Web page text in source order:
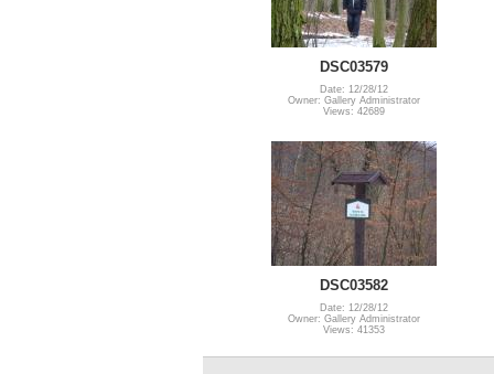
DSC03579
Date: 12/28/12
Owner: Gallery Administrator
Views: 42689
DSC03582
Date: 12/28/12
Owner: Gallery Administrator
Views: 41353